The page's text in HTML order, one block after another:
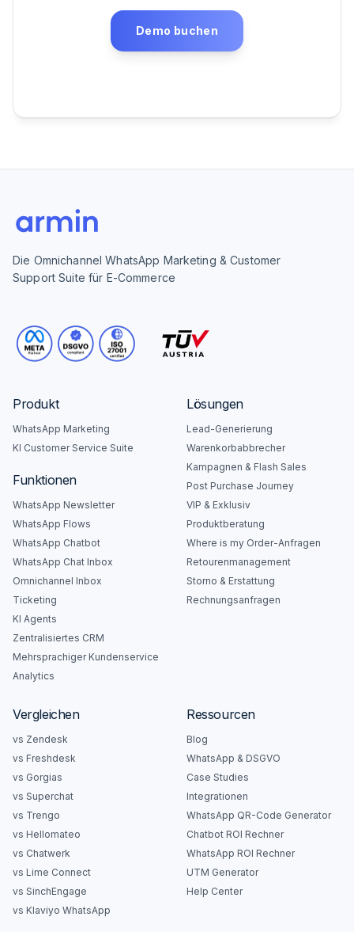
Demo buchen
Die Omnichannel WhatsApp Marketing & Customer
Support Suite für E-Commerce
Produkt
WhatsApp Marketing
KI Customer Service Suite
Funktionen
WhatsApp Newsletter
WhatsApp Flows
WhatsApp Chatbot
WhatsApp Chat Inbox
Omnichannel Inbox
Ticketing
KI Agents
Zentralisiertes CRM
Mehrsprachiger Kundenservice
Analytics
Lösungen
Lead-Generierung
Warenkorbabbrecher
Kampagnen & Flash Sales
Post Purchase Journey
VIP & Exklusiv
Produktberatung
Where is my Order-Anfragen
Retourenmanagement
Storno & Erstattung
Rechnungsanfragen
Vergleichen
vs Zendesk
vs Freshdesk
vs Gorgias
vs Superchat
vs Trengo
vs Hellomateo
vs Chatwerk
vs Lime Connect
vs SinchEngage
vs Klaviyo WhatsApp
Ressourcen
Blog
WhatsApp & DSGVO
Case Studies
Integrationen
WhatsApp QR-Code Generator
Chatbot ROI Rechner
WhatsApp ROI Rechner
UTM Generator
Help Center